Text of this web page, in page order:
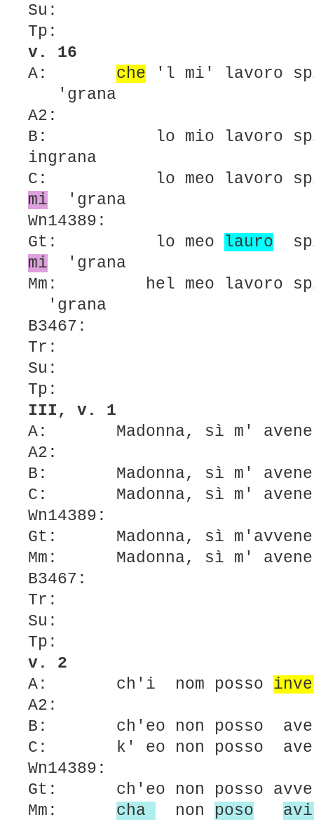
Su:
Tp:
v. 16
A: che 'l mi' lavoro
'grana
A2:
B: lo mio lavoro
ingrana
C: lo meo lavoro
mi
'grana
Wn14389:
Gt: lo meo
lauro
mi 'grana
Mm: hel meo lavoro
'grana
B3467:
Tr:
Su:
Tp:
III, v. 1
A: Madonna, sì m' avene
A2:
B: Madonna, sì m' avene
C: Madonna, sì m' avene
Wn14389:
Gt: Madonna, sì m'avvene
Mm: Madonna, sì m' avene
B3467:
Tr:
Su:
Tp:
v. 2
A: ch'i nom posso
A2:
B: ch'eo non posso
C: k' eo non posso
Wn14389:
Gt: ch'eo non posso
Mm: cha non poso